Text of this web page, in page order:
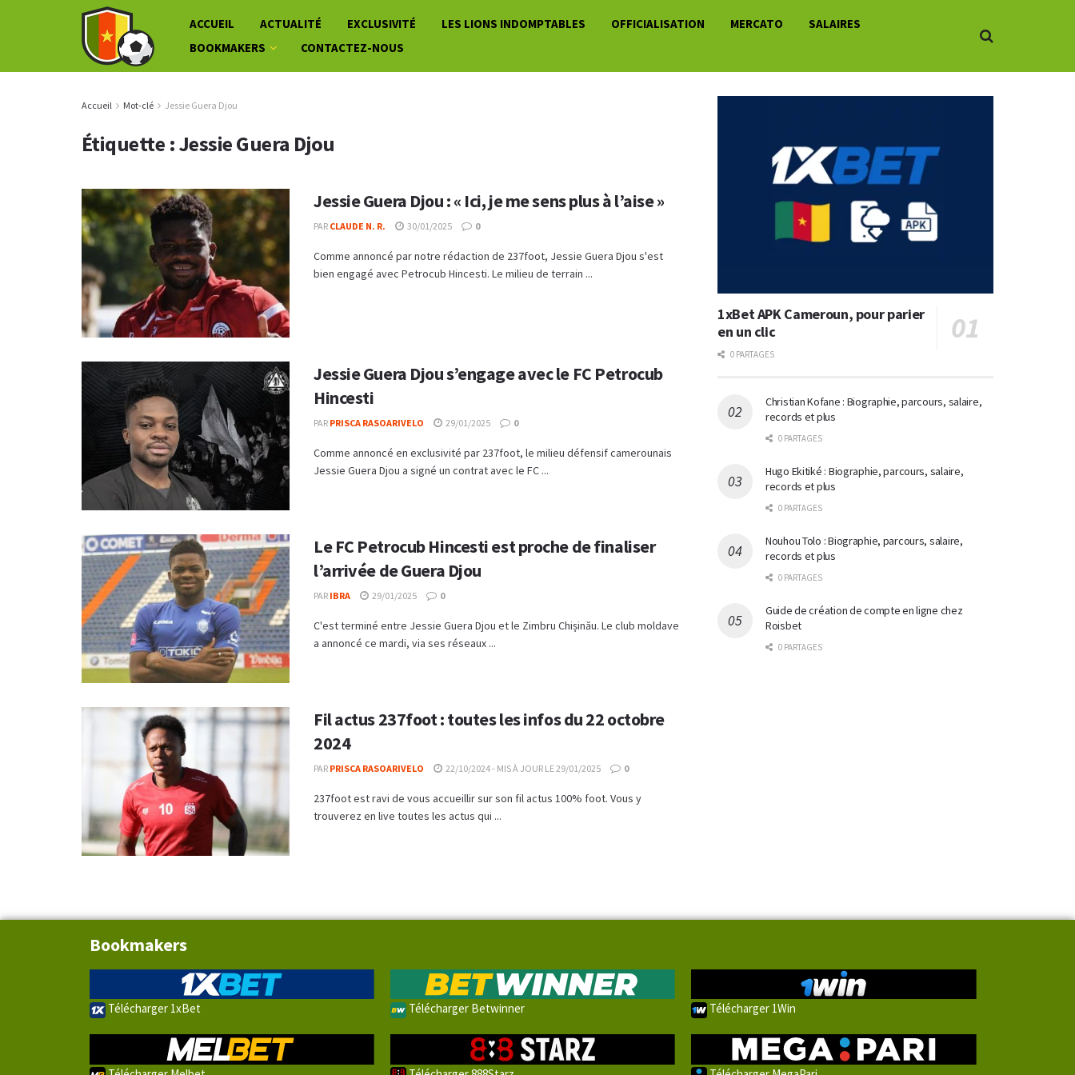
ACCUEIL ACTUALITÉ EXCLUSIVITÉ LES LIONS INDOMPTABLES OFFICIALISATION MERCATO
SALAIRES
BOOKMAKERS
CONTACTEZ-NOUS
Accueil Mot-clé Jessie Guera Djou
Étiquette :Jessie Guera Djou
Jessie Guera Djou : « Ici, je me sens plus à l’aise »
PAR CLAUDE N. R. 30/01/2025 0
Comme annoncé par notre rédaction de 237foot, Jessie Guera Djou s'est
bien engagé avec Petrocub Hincesti. Le milieu de terrain ...
Jessie Guera Djou s’engage avec le FC Petrocub
Hincesti
PAR PRISCA RASOARIVELO 29/01/2025 0
Comme annoncé en exclusivité par 237foot, le milieu défensif camerounais
Jessie Guera Djou a signé un contrat avec le FC ...
Le FC Petrocub Hincesti est proche de finaliser
l’arrivée de Guera Djou
PAR IBRA 29/01/2025 0
C'est terminé entre Jessie Guera Djou et le Zimbru Chișinău. Le club moldave
a annoncé ce mardi, via ses réseaux ...
Fil actus 237foot : toutes les infos du 22 octobre
2024
PAR PRISCA RASOARIVELO 22/10/2024 - MIS À JOUR LE 29/01/2025 0
237foot est ravi de vous accueillir sur son fil actus 100% foot. Vous y
trouverez en live toutes les actus qui ...
1xBet APK Cameroun, pour parier
en un clic
0 PARTAGES
Christian Kofane : Biographie, parcours, salaire,
records et plus
0 PARTAGES
Hugo Ekitiké : Biographie, parcours, salaire,
records et plus
0 PARTAGES
Nouhou Tolo : Biographie, parcours, salaire,
records et plus
0 PARTAGES
Guide de création de compte en ligne chez
Roisbet
0 PARTAGES
Bookmakers
Télécharger 1xBet Télécharger Betwinner Télécharger 1Win